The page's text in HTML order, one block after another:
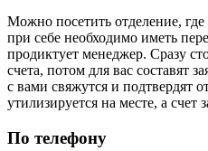
Можно посетить отделение,
при себе необходимо иметь
продиктует менеджер. Сразу
счета, потом для вас составят
с вами свяжутся и подтвердят
утилизируется на месте, а счет
По телефону